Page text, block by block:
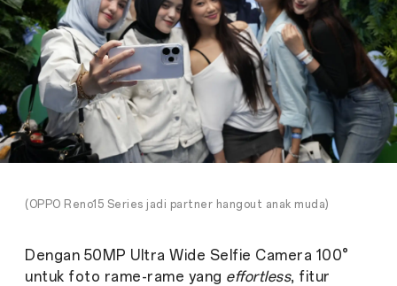
(OPPO Reno15 Series jadi partner hangout anak muda)
Dengan 50MP Ultra Wide Selfie Camera 100°
untuk foto rame-rame yang effortless, fitur